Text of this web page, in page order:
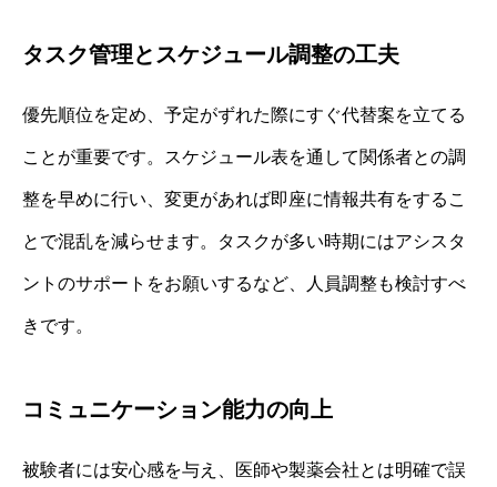
タスク管理とスケジュール調整の工夫
優先順位を定め、予定がずれた際にすぐ代替案を立てる
ことが重要です。スケジュール表を通して関係者との調
整を早めに行い、変更があれば即座に情報共有をするこ
とで混乱を減らせます。タスクが多い時期にはアシスタ
ントのサポートをお願いするなど、人員調整も検討すべ
きです。
コミュニケーション能力の向上
被験者には安心感を与え、医師や製薬会社とは明確で誤